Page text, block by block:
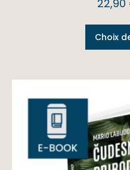
22,90
Choix